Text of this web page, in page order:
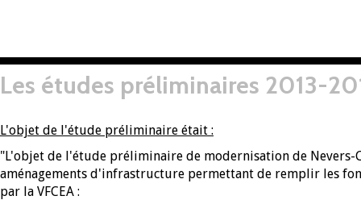
Les études préliminaires 2013-
L'objet de l'étude préliminaire était :
"L'objet de l'étude préliminaire de modernisation de Nevers-
aménagements d'infrastructure permettant de remplir les
par la VFCEA :